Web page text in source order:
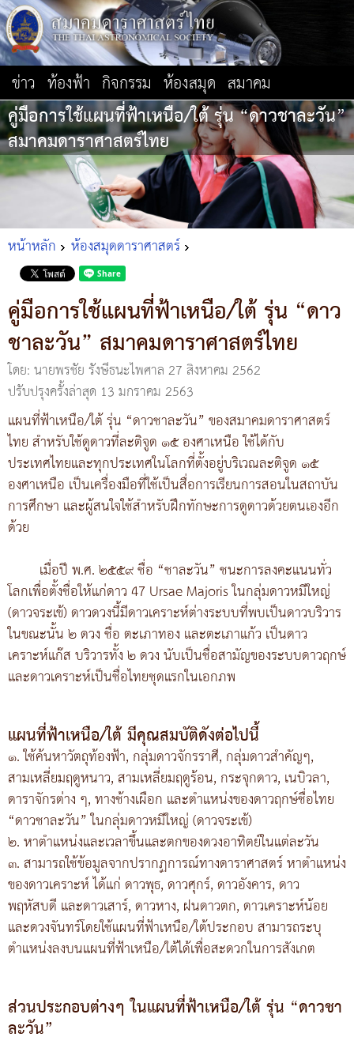
ข่าว ท้องฟ้า กิจกรรม ห้องสมุด สมาคม
คู่มือการใช้แผนที่ฟ้าเหนือ/ใต้ รุ่น “ดาวชาละวัน”
สมาคมดาราศาสตร์ไทย
หน้าหลัก ห้องสมุดดาราศาสตร์
คู่มือการใช้แผนที่ฟ้าเหนือ/ใต้ รุ่น “ดาว
ชาละวัน” สมาคมดาราศาสตร์ไทย
โดย: นายพรชัย รังษีธนะไพศาล27 สิงหาคม 2562
ปรับปรุงครั้งล่าสุด 13 มกราคม 2563
แผนที่ฟ้าเหนือ/ใต้ รุ่น “ดาวชาละวัน” ของสมาคมดาราศาสตร์
ไทย สำหรับใช้ดูดาวที่ละติจูด ๑๕ องศาเหนือ ใช้ได้กับ
ประเทศไทยและทุกประเทศในโลกที่ตั้งอยู่บริเวณละติจูด ๑๕
องศาเหนือ เป็นเครื่องมือที่ใช้เป็นสื่อการเรียนการสอนในสถาบัน
การศึกษา และผู้สนใจใช้สำหรับฝึกทักษะการดูดาวด้วยตนเองอีก
ด้วย
เมื่อปี พ.ศ. ๒๕๕๙ ชื่อ “ชาละวัน” ชนะการลงคะแนนทั่ว
โลกเพื่อตั้งชื่อให้แก่ดาว 47 Ursae Majoris ในกลุ่มดาวหมีใหญ่
(ดาวจระเข้) ดาวดวงนี้มีดาวเคราะห์ต่างระบบที่พบเป็นดาวบริวาร
ในขณะนั้น ๒ ดวง ชื่อ ตะเภาทอง และตะเภาแก้ว เป็นดาว
เคราะห์แก๊ส บริวารทั้ง ๒ ดวง นับเป็นชื่อสามัญของระบบดาวฤกษ์
และดาวเคราะห์เป็นชื่อไทยชุดแรกในเอกภพ
แผนที่ฟ้าเหนือ/ใต้ มีคุณสมบัติดังต่อไปนี้
๑. ใช้ค้นหาวัตถุท้องฟ้า, กลุ่มดาวจักรราศี, กลุ่มดาวสำคัญๆ,
สามเหลี่ยมฤดูหนาว, สามเหลี่ยมฤดูร้อน, กระจุกดาว, เนบิวลา,
ดาราจักรต่าง ๆ, ทางช้างเผือก และตำแหน่งของดาวฤกษ์ชื่อไทย
“ดาวชาละวัน” ในกลุ่มดาวหมีใหญ่ (ดาวจระเข้)
๒. หาตำแหน่งและเวลาขึ้นและตกของดวงอาทิตย์ในแต่ละวัน
๓. สามารถใช้ข้อมูลจากปรากฏการณ์ทางดาราศาสตร์ หาตำแหน่ง
ของดาวเคราะห์ ได้แก่ ดาวพุธ, ดาวศุกร์, ดาวอังคาร, ดาว
พฤหัสบดี และดาวเสาร์, ดาวหาง, ฝนดาวตก, ดาวเคราะห์น้อย
และดวงจันทร์โดยใช้แผนที่ฟ้าเหนือ/ใต้ประกอบ สามารถระบุ
ตำแหน่งลงบนแผนที่ฟ้าเหนือ/ใต้ได้เพื่อสะดวกในการสังเกต
ส่วนประกอบต่างๆ ในแผนที่ฟ้าเหนือ/ใต้ รุ่น “ดาวชา
ละวัน”